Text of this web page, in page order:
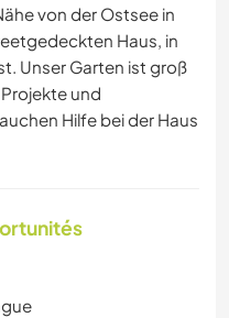
von der Ostsee in
Haus, in
Unser Garten ist groß
und
Hilfe bei der Haus